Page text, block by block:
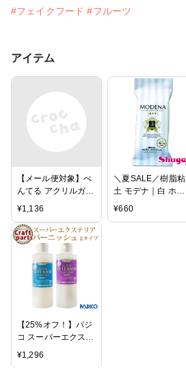
#フェイクフード #フルーツ
アイテム
【メール便対象】ぺ
んてる アクリルガッ
シュ 8色セット(白2
本入) WXR-8 アクリ
ル絵の具
¥1,136
＼夏SALE／樹脂粘
土 モデナ｜白 ホワ
イト MODENA パジ
¥660
【25%オフ！】パジ
コ スーパーエクステ
リアバーニッシュ 各
種2タイプ 宅配便発
¥1,296